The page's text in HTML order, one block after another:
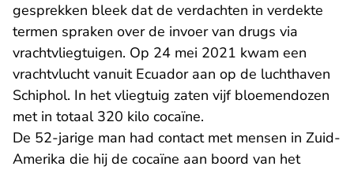
gesprekken bleek dat de verdachten in verdekte
termen spraken over de invoer van drugs via
vrachtvliegtuigen. Op 24 mei 2021 kwam een
vrachtvlucht vanuit Ecuador aan op de luchthaven
Schiphol. In het vliegtuig zaten vijf bloemendozen
met in totaal 320 kilo cocaïne.
De 52-jarige man had contact met mensen in Zuid-
Amerika die hij de cocaïne aan boord van het